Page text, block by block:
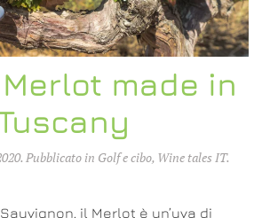
made in
. Pubblicato in Golf e cibo, Wine tales IT.
il Merlot è un’uva di